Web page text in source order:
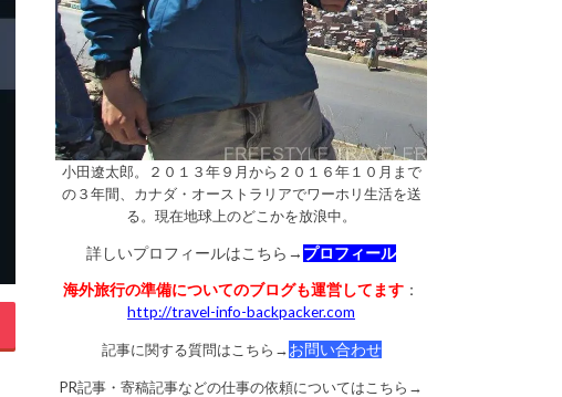
小田遼太郎。２０１３年９月から２０１６年１０月まで
の３年間、カナダ・オーストラリアでワーホリ生活を送
る。現在地球上のどこかを放浪中。
詳しいプロフィールはこちら→ プロフィール
海外旅行の準備についてのブログも運営してます ：
http://travel-info-backpacker.com
記事に関する質問はこちら→お問い合わせ
PR記事・寄稿記事などの仕事の依頼についてはこちら→